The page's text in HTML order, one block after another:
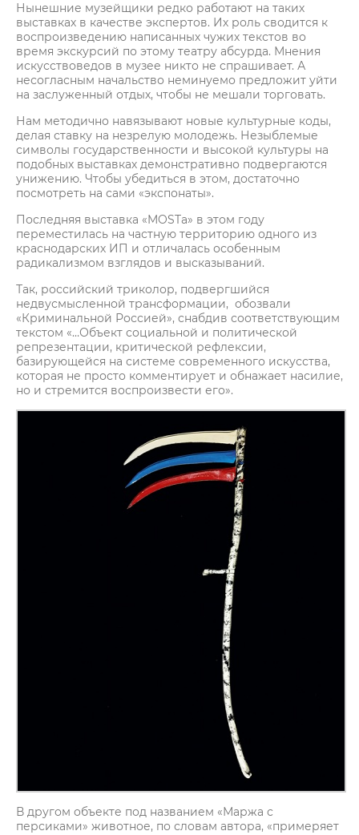
Нынешние музейщики редко работают на таких
выставках в качестве экспертов. Их роль сводится к
воспроизведению написанных чужих текстов во
время экскурсий по этому театру абсурда. Мнения
искусствоведов в музее никто не спрашивает. А
несогласным начальство неминуемо предложит уйти
на заслуженный отдых, чтобы не мешали торговать.
Нам методично навязывают новые культурные коды,
делая ставку на незрелую молодежь. Незыблемые
символы государственности и высокой культуры на
подобных выставках демонстративно подвергаются
унижению. Чтобы убедиться в этом, достаточно
посмотреть на сами «экспонаты».
Последняя выставка «MOSTа» в этом году
переместилась на частную территорию одного из
краснодарских ИП и отличалась особенным
радикализмом взглядов и высказываний.
Так, российский триколор, подвергшийся
недвусмысленной трансформации, обозвали
«Криминальной Россией», снабдив соответствующим
текстом «…Объект социальной и политической
репрезентации, критической рефлексии,
базирующейся на системе современного искусства,
которая не просто комментирует и обнажает насилие,
но и стремится воспроизвести его».
В другом объекте под названием «Маржа с
персиками» животное, по словам автора, «примеряет